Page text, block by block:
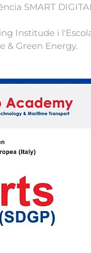
SMART
Institude i
& Green Energy.